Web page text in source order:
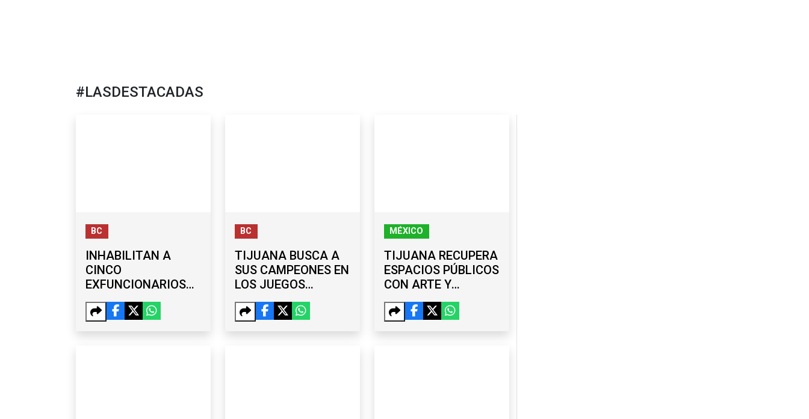
#LASDESTACADAS
BC
INHABILITAN A
CINCO
EXFUNCIONARIOS
DEL AYUNTAMIENTO
DE TIJUANA POR UN
BC
TIJUANA BUSCA A
SUS CAMPEONES EN
LOS JUEGOS
NACIONALES
POPULARES DE
MÉXICO
TIJUANA RECUPERA
ESPACIOS PÚBLICOS
CON ARTE Y
PARTICIPACIÓN
COMUNITARIA